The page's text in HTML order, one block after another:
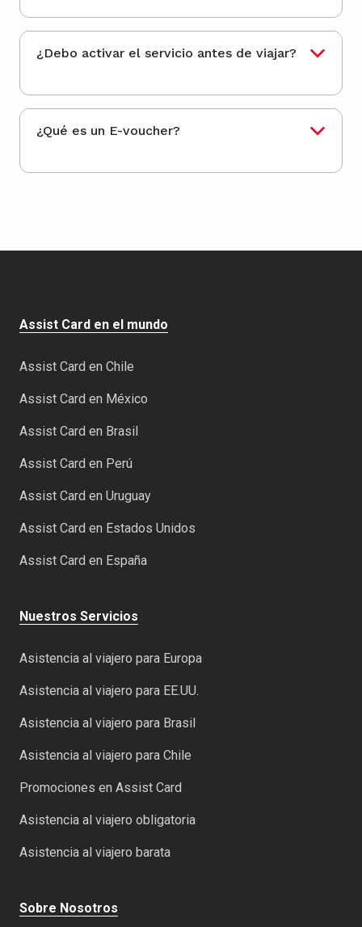
¿Debo activar el servicio antes de viajar?
¿Qué es un E-voucher?
Assist Card en el mundo
Assist Card en Chile
Assist Card en México
Assist Card en Brasil
Assist Card en Perú
Assist Card en Uruguay
Assist Card en Estados Unidos
Assist Card en España
Nuestros Servicios
Asistencia al viajero para Europa
Asistencia al viajero para EE.UU.
Asistencia al viajero para Brasil
Asistencia al viajero para Chile
Promociones en Assist Card
Asistencia al viajero obligatoria
Asistencia al viajero barata
Sobre Nosotros